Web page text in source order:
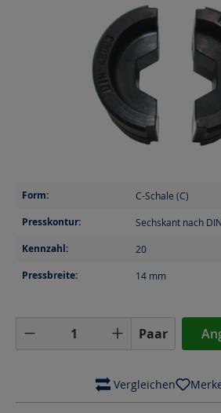
Form: C-Schale (C)
Presskontur: Sechskant nach
Kennzahl: 20
Pressbreite: 14 mm
Produkt Anzahl: Gib
Paar
Vergleichen